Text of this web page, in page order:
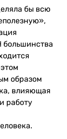
бы всю
большинства
образом
влияющая
работу